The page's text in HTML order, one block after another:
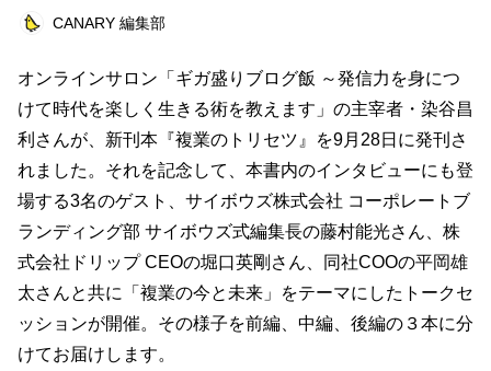
オフ会レポート クリエイター グルメ
社会 ファッション 音楽 海外
コミュニティ
キーワード一覧
CANARY 編集部
オンラインサロン「ギガ盛りブログ飯 ～発信力を身につ
けて時代を楽しく生きる術を教えます」の主宰者・染谷昌
利さんが、新刊本『複業のトリセツ』を9月 28日に発刊さ
れました。それを記念して、本書内のインタビューにも登
場する3名のゲスト、サイボウズ株式会社 コーポレートブ
ランディング部 サイボウズ式編集長の藤村能光さん、株
式会社ドリップCEOの堀口英剛さん、同社COOの平岡雄
太さんと共に「複業の今と未来」をテーマにしたトークセ
ッションが開催。その様子を前編、中編、後編の３本に分
けてお届けします。